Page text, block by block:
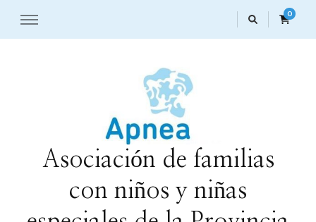
0
Asociación de familias
con niños y niñas